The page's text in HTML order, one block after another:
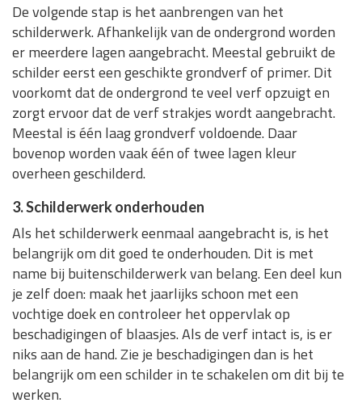
De volgende stap is het aanbrengen van het
schilderwerk. Afhankelijk van de ondergrond worden
er meerdere lagen aangebracht. Meestal gebruikt de
schilder eerst een geschikte grondverf of primer. Dit
voorkomt dat de ondergrond te veel verf opzuigt en
zorgt ervoor dat de verf strakjes wordt aangebracht.
Meestal is één laag grondverf voldoende. Daar
bovenop worden vaak één of twee lagen kleur
overheen geschilderd.
3. Schilderwerk onderhouden
Als het schilderwerk eenmaal aangebracht is, is het
belangrijk om dit goed te onderhouden. Dit is met
name bij buitenschilderwerk van belang. Een deel kun
je zelf doen: maak het jaarlijks schoon met een
vochtige doek en controleer het oppervlak op
beschadigingen of blaasjes. Als de verf intact is, is er
niks aan de hand. Zie je beschadigingen dan is het
belangrijk om een schilder in te schakelen om dit bij te
werken.